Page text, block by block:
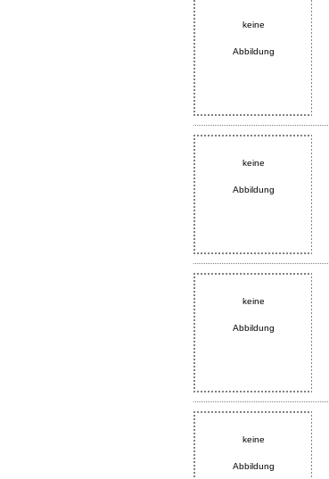
keine
Abbildung
keine
Abbildung
keine
Abbildung
keine
Abbildung